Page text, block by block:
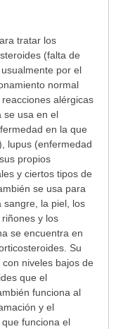
tratar los
(falta de
por el
normal
alérgicas
se usa en el
en la que
lupus (enfermedad
propios
y ciertos tipos de
se usa para
sangre, la piel, los
y los
se encuentra en
Su
niveles bajos de
que el
funciona al
y el
funciona el